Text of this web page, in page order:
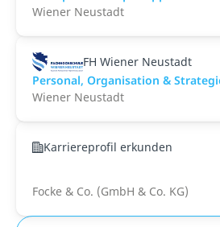
Wiener Neustadt
FH Wiener Neustadt
Personal, Organisation &
Wiener Neustadt
Karriereprofil erkunden
Focke & Co. (GmbH & Co. KG)